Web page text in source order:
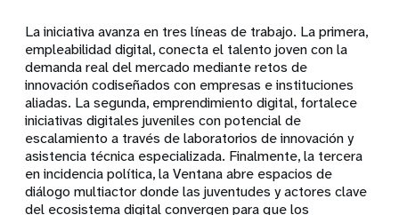
La iniciativa avanza en tres líneas de trabajo. La primera,
empleabilidad digital, conecta el talento joven con la
demanda real del mercado mediante retos de
innovación codiseñados con empresas e instituciones
aliadas. La segunda, emprendimiento digital, fortalece
iniciativas digitales juveniles con potencial de
escalamiento a través de laboratorios de innovación y
asistencia técnica especializada. Finalmente, la tercera
en incidencia política, la Ventana abre espacios de
diálogo multiactor donde las juventudes y actores clave
del ecosistema digital convergen para que los